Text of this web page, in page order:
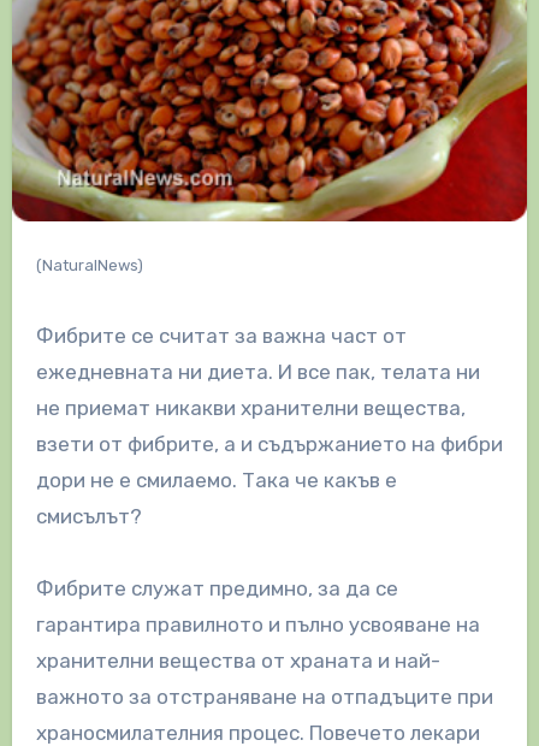
(NaturalNews)
Фибрите се считат за важна част от
ежедневната ни диета. И все пак, телата ни
не приемат никакви хранителни вещества,
взети от фибрите, а и съдържанието на фибри
дори не е смилаемо. Така че какъв е
смисълът?
Фибрите служат предимно, за да се
гарантира правилното и пълно усвояване на
хранителни вещества от храната и най-
важното за отстраняване на отпадъците при
храносмилателния процес. Повечето лекари